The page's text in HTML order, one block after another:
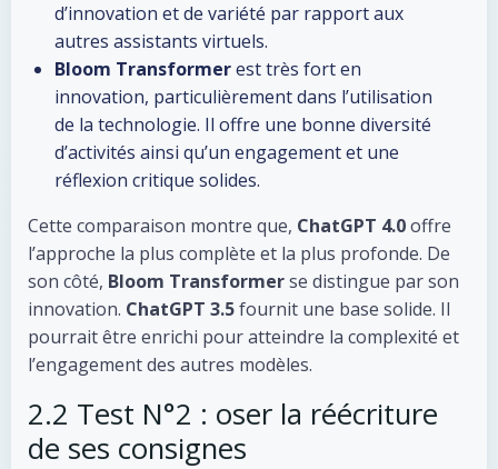
d’innovation et de variété par rapport aux
autres assistants virtuels.
Bloom Transformerest très fort en
innovation, particulièrement dans l’utilisation
de la technologie. Il offre une bonne diversité
d’activités ainsi qu’un engagement et une
réflexion critique solides.
Cette comparaison montre que, ChatGPT 4.0offre
l’approche la plus complète et la plus profonde. De
son côté, Bloom Transformerse distingue par son
innovation. ChatGPT 3.5fournit une base solide. Il
pourrait être enrichi pour atteindre la complexité et
l’engagement des autres modèles.
2.2 Test N°2 : oser la réécriture
de ses consignes